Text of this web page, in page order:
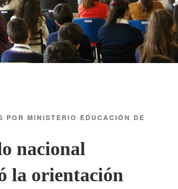
POR MINISTERIO EDUCACIÓN DE
nacional
la orientación